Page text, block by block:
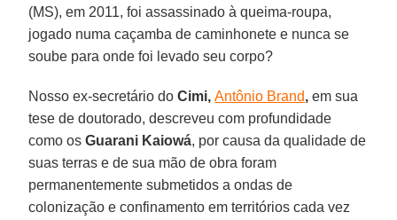
(MS), em 2011, foi assassinado à queima-roupa,
jogado numa caçamba de caminhonete e nunca se
soube para onde foi levado seu corpo?
Nosso ex-secretário doCimi,Antônio Brand, em sua
tese de doutorado, descreveu com profundidade
como osGuarani Kaiowá, por causa da qualidade de
suas terras e de sua mão de obra foram
permanentemente submetidos a ondas de
colonização e confinamento em territórios cada vez